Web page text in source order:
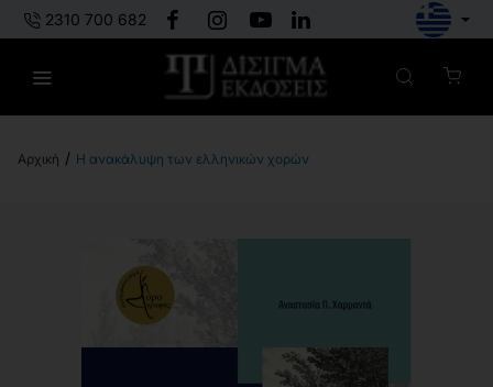
2310 700 682
Η ανακάλυψη των ελληνικών χορών